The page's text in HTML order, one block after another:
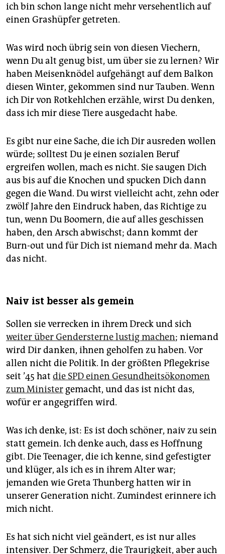
ich bin schon lange nicht mehr versehentlich auf
einen Grashüpfer getreten.
Was wird noch übrig sein von diesen Viechern,
wenn Du alt genug bist, um über sie zu lernen? Wir
haben Meisenknödel aufgehängt auf dem Balkon
diesen Winter, gekommen sind nur Tauben. Wenn
ich Dir von Rotkehlchen erzähle, wirst Du denken,
dass ich mir diese Tiere ausgedacht habe.
Es gibt nur eine Sache, die ich Dir ausreden wollen
würde; solltest Du je einen sozialen Beruf
ergreifen wollen, mach es nicht. Sie saugen Dich
aus bis auf die Knochen und spucken Dich dann
gegen die Wand. Du wirst vielleicht acht, zehn oder
zwölf Jahre den Eindruck haben, das Richtige zu
tun, wenn Du Boomern, die auf alles geschissen
haben, den Arsch abwischst; dann kommt der
Burn-out und für Dich ist niemand mehr da. Mach
das nicht.
Naiv ist besser als gemein
Sollen sie verrecken in ihrem Dreck und sich
weiter über Gendersterne lustig machen; niemand
wird Dir danken, ihnen geholfen zu haben. Vor
allen nicht die Politik. In der größten Pflegekrise
seit ’45 hat die SPD einen Gesundheitsökonomen
zum Minister gemacht, und das ist nicht das,
wofür er angegriffen wird.
Was ich denke, ist: Es ist doch schöner, naiv zu sein
statt gemein. Ich denke auch, dass es Hoffnung
gibt. Die Teenager, die ich kenne, sind gefestigter
und klüger, als ich es in ihrem Alter war;
jemanden wie Greta Thunberg hatten wir in
unserer Generation nicht. Zumindest erinnere ich
mich nicht.
Es hat sich nicht viel geändert, es ist nur alles
intensiver. Der Schmerz, die Traurigkeit, aber auch